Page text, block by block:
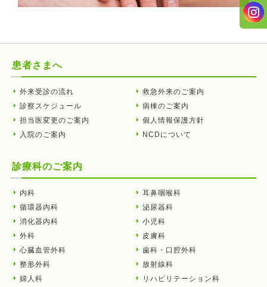
患者さまへ
外来受診の流れ
診察スケジュール
担当医変更のご案内
入院のご案内
救急外来のご案内
病棟のご案内
個人情報保護方針
NCDについて
診療科のご案内
内科
循環器内科
消化器内科
外科
心臓血管外科
整形外科
婦人科
耳鼻咽喉科
泌尿器科
小児科
皮膚科
歯科・口腔外科
放射線科
リハビリテーション科